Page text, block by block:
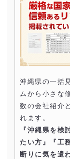
沖縄県の一括
ムから小さな
数の会社紹介
れます。
『沖縄県を検
たい方』『工
断りに気を遣